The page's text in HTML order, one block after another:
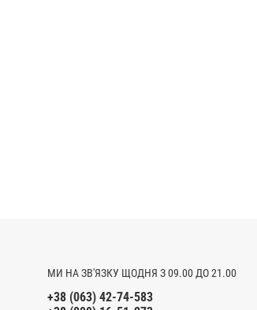
МИ НА ЗВ'ЯЗКУ ЩОДНЯ З 09.00 ДО 21.00
+38 (063) 42-74-583